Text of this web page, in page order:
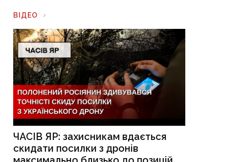
ВІДЕО
ЧАСІВ ЯР: захисникам вдається
скидати посилки з дронів